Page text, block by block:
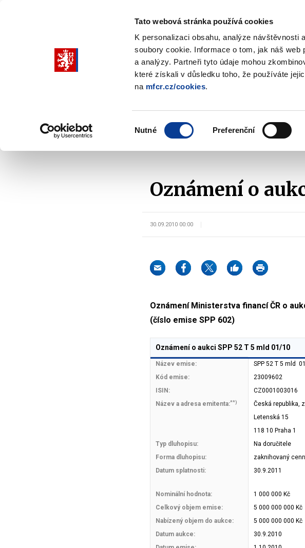
Tato webová stránka používá cookies
K personalizaci obsahu, analýze
soubory cookie. Informace o tom, jak náš
a analýzy. Partneři tyto údaje mohou
které získali v důsledku toho, že používáte
na mfcr.cz/cookies.
Nutné Preferenční
submenu
submenu
politika
Řízení státního dluhu Emise státních
Oznámení o
30.09.2010 00:00
Oznámení Ministerstva financí ČR o
(číslo emise SPP 602)
Oznámení o aukci SPP 52 T 5 mld 01/10
Název emise:
SPP 52 T 5 mld
Kód emise:
23009602
ISIN:
CZ0001003016
Název a adresa emitenta:**)
Česká republika,
Letenská 15
118 10 Praha 1
Typ dluhopisu:
Na doručitele
Forma dluhopisu:
zaknihovaný
Datum splatnosti:
30.9.2011
Nominální hodnota:
1 000 000 Kč
Celkový objem emise:
5 000 000 000 Kč
Nabízený objem do aukce:
5 000 000 000 Kč
Datum aukce:
30.9.2010